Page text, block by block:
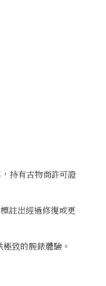
持有古物商許可證
註出經過修復或更
致的腕錶體驗。